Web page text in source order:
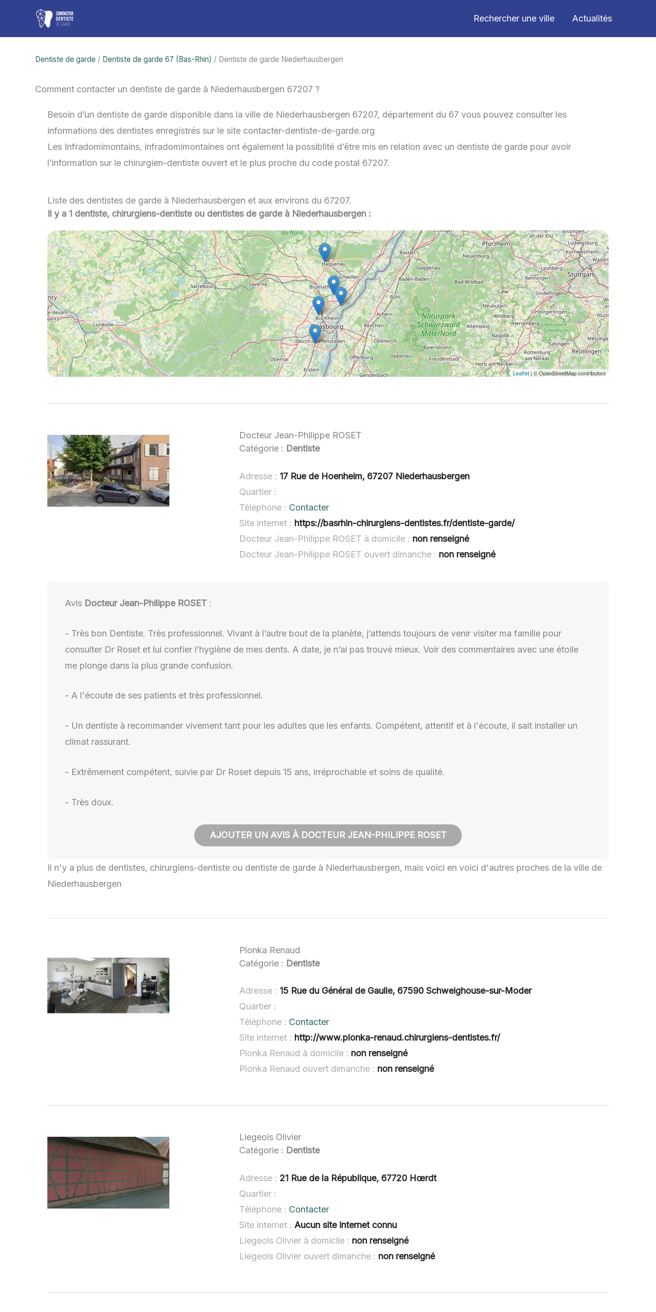
contenu
Rechercher une ville Actualités
Dentiste de garde / Dentiste de garde 67 (Bas-Rhin) / Dentiste de garde Niederhausbergen
Comment contacter un dentiste de garde à Niederhausbergen 67207 ?
Besoin d’un dentiste de garde disponible dans la ville de Niederhausbergen 67207, département du 67 vous pouvez consulter les
informations des dentistes enregistrés sur le site contacter-dentiste-de-garde.org
Les Infradomimontains, infradomimontaines ont également la possiblité d’être mis en relation avec un dentiste de garde pour avoir
l’information sur le chirurgien-dentiste ouvert et le plus proche du code postal 67207.
Liste des dentistes de garde à Niederhausbergen et aux environs du 67207.
Il y a 1 dentiste, chirurgiens-dentiste ou dentistes de garde à Niederhausbergen :
Leaflet | © OpenStreetMap contributors
Docteur Jean-Philippe ROSET
Catégorie : Dentiste
Adresse : 17 Rue de Hoenheim, 67207 Niederhausbergen
Quartier :
Téléphone : Contacter
Site internet : https://basrhin-chirurgiens-dentistes.fr/dentiste-garde/
Docteur Jean-Philippe ROSET à domicile : non renseigné
Docteur Jean-Philippe ROSET ouvert dimanche : non renseigné
Avis Docteur Jean-Philippe ROSET :
- Très bon Dentiste. Très professionnel. Vivant à l’autre bout de la planète, j’attends toujours de venir visiter ma famille pour
consulter Dr Roset et lui confier l’hygiène de mes dents. A date, je n’ai pas trouvé mieux. Voir des commentaires avec une étoile
me plonge dans la plus grande confusion.
- A l'écoute de ses patients et très professionnel.
- Un dentiste à recommander vivement tant pour les adultes que les enfants. Compétent, attentif et à l'écoute, il sait installer un
climat rassurant.
- Extrêmement compétent, suivie par Dr Roset depuis 15 ans, irréprochable et soins de qualité.
- Très doux.
AJOUTER UN AVIS À DOCTEUR JEAN-PHILIPPE ROSET
Il n'y a plus de dentistes, chirurgiens-dentiste ou dentiste de garde à Niederhausbergen, mais voici en voici d'autres proches de la ville de
Niederhausbergen
Plonka Renaud
Catégorie : Dentiste
Adresse : 15 Rue du Général de Gaulle, 67590 Schweighouse-sur-Moder
Quartier :
Téléphone : Contacter
Site internet : http://www.plonka-renaud.chirurgiens-dentistes.fr/
Plonka Renaud à domicile : non renseigné
Plonka Renaud ouvert dimanche : non renseigné
Liegeois Olivier
Catégorie : Dentiste
Adresse : 21 Rue de la République, 67720 Hœrdt
Quartier :
Téléphone : Contacter
Site internet : Aucun site internet connu
Liegeois Olivier à domicile : non renseigné
Liegeois Olivier ouvert dimanche : non renseigné